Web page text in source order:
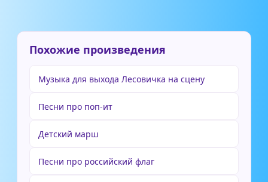
Похожие произведения
Музыка для выхода Лесовичка на сцену
Песни про поп-ит
Детский марш
Песни про российский флаг